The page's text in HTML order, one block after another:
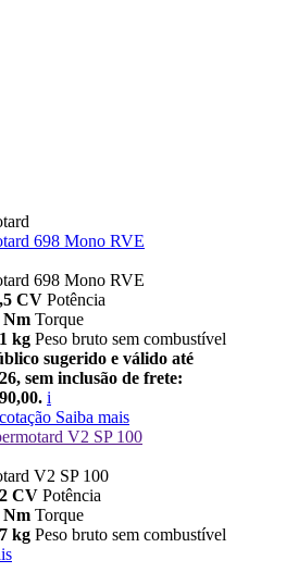
698 Mono RVE
698 Mono RVE
CV Potência
Nm Torque
kg Peso bruto sem combustível
sugerido e válido até
sem inclusão de frete:
i
Saiba mais
V2 SP 100
V2 SP 100
CV Potência
Nm Torque
kg Peso bruto sem combustível